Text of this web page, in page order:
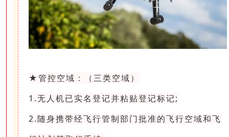
★管控空域：（三类空域）
1.无人机已实名登记并粘贴登记标记;
2.随身携带经飞行管制部门批准的飞行空域和飞